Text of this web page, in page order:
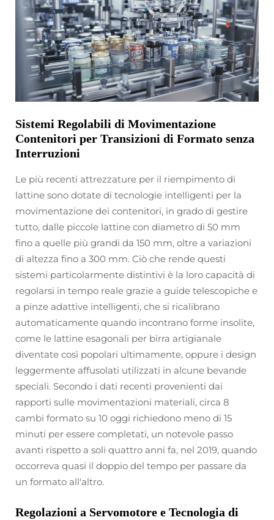
Sistemi Regolabili di Movimentazione
Contenitori per Transizioni di Formato senza
Interruzioni
Le più recenti attrezzature per il riempimento di
lattine sono dotate di tecnologie intelligenti per la
movimentazione dei contenitori, in grado di gestire
tutto, dalle piccole lattine con diametro di 50 mm
fino a quelle più grandi da 150 mm, oltre a variazioni
di altezza fino a 300 mm. Ciò che rende questi
sistemi particolarmente distintivi è la loro capacità di
regolarsi in tempo reale grazie a guide telescopiche e
a pinze adattive intelligenti, che si ricalibrano
automaticamente quando incontrano forme insolite,
come le lattine esagonali per birra artigianale
diventate così popolari ultimamente, oppure i design
leggermente affusolati utilizzati in alcune bevande
speciali. Secondo i dati recenti provenienti dai
rapporti sulle movimentazioni materiali, circa 8
cambi formato su 10 oggi richiedono meno di 15
minuti per essere completati, un notevole passo
avanti rispetto a soli quattro anni fa, nel 2019, quando
occorreva quasi il doppio del tempo per passare da
un formato all'altro.
Regolazioni a Servomotore e Tecnologia di